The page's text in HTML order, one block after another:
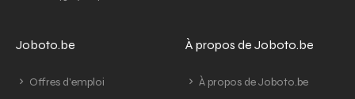
Joboto.be
Offres d'emploi
À propos de Joboto.be
À propos de Joboto.be